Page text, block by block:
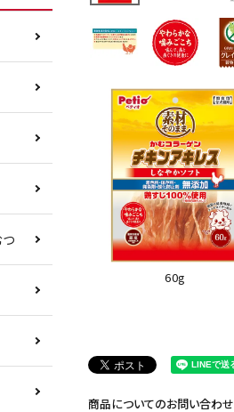
つ
60g
商品についてのお問い合わせ